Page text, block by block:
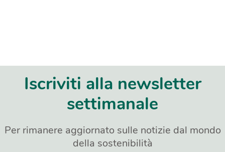
Iscriviti alla newsletter
settimanale
Per rimanere aggiornato sulle notizie dal mondo
della sostenibilità